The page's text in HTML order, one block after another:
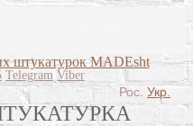
Telegram Viber
Рос. Укр.